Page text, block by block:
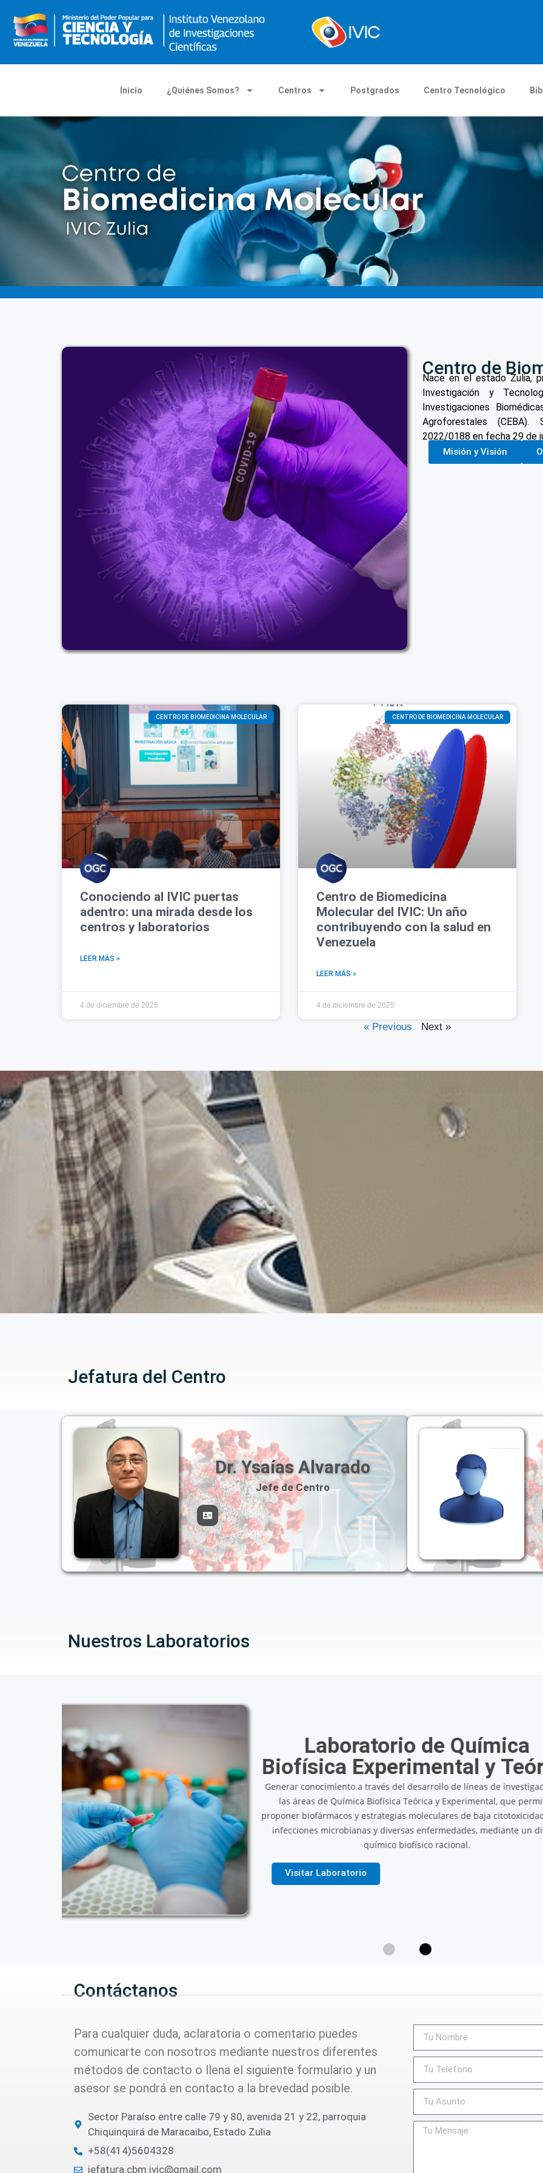
Inicio ¿Quiénes Somos? Centros Postgrados Centro Tecnológico
Centro de
Nace en el estado Zulia,
Investigación y
Investigaciones
Agroforestales
2022/0188 en fecha 29 de
Misión y Visión
CENTRO DE BIOMEDICINA MOLECULAR
Conociendo al IVIC puertas
adentro: una mirada desde los
centros y laboratorios
LEER MÁS »
4 de diciembre de 2025
CENTRO DE BIOMEDICINA MOLECULAR
Centro de Biomedicina
Molecular del IVIC: Un año
contribuyendo con la salud en
Venezuela
LEER MÁS »
4 de diciembre de 2025
« Previous Next »
Jefatura del Centro
Dr. Ysaías Alvarado
Jefe de Centro
Nuestros Laboratorios
Generar conocimientos a
algoritmos y modelos
diversos,
Contáctanos
Para cualquier duda, aclaratoria o comentario puedes
comunicarte con nosotros mediante nuestros diferentes
métodos de contacto o llena el siguiente formulario y un
asesor se pondrá en contacto a la brevedad posible.
Sector Paraíso entre calle 79 y 80, avenida 21 y 22, parroquia
Chiquinquirá de Maracaibo, Estado Zulia
+58(414)5604328
jefatura.cbm.ivic@gmail.com